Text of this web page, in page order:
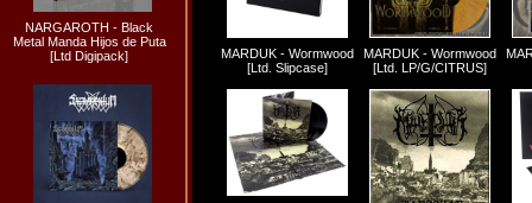
NARGAROTH - Black
Metal Manda Hijos de Puta
[Ltd Digipack]
MARDUK - Wormwood
[Ltd. Slipcase]
MARDUK - Wormwood
[Ltd. LP/G/CITRUS]